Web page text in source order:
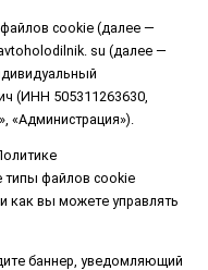
cookie (далее —
su (далее —
(ИНН 505311263630,
типы файлов cookie
как вы можете управлять
баннер, уведомляющий